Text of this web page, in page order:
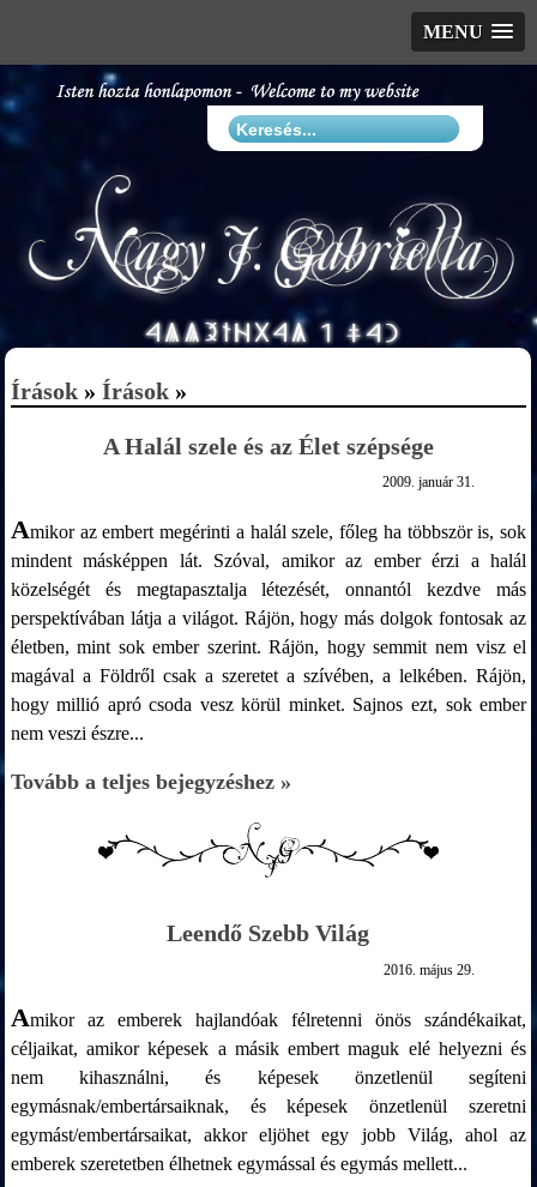
MENU
Írások» Írások»
A Halál szele és az Élet szépsége
2009. január 31.
Amikor az embert megérinti a halál szele, főleg ha többször is, sok
mindent másképpen lát. Szóval, amikor az ember érzi a halál
közelségét és megtapasztalja létezését, onnantól kezdve más
perspektívában látja a világot. Rájön, hogy más dolgok fontosak az
életben, mint sok ember szerint. Rájön, hogy semmit nem visz el
magával a Földről csak a szeretet a szívében, a lelkében. Rájön,
hogy millió apró csoda vesz körül minket. Sajnos ezt, sok ember
nem veszi észre...
Tovább a teljes bejegyzéshez »
Leendő Szebb Világ
2016. május 29.
Amikor az emberek hajlandóak félretenni önös szándékaikat,
céljaikat, amikor képesek a másik embert maguk elé helyezni és
nem kihasználni, és képesek önzetlenül segíteni
egymásnak/embertársaiknak, és képesek önzetlenül szeretni
egymást/embertársaikat, akkor eljöhet egy jobb Világ, ahol az
emberek szeretetben élhetnek egymással és egymás mellett...